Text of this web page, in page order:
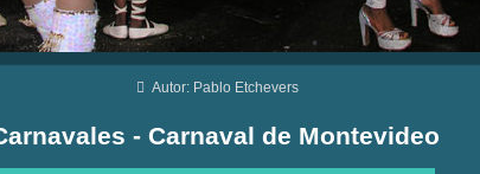
Autor: Pablo Etchevers
- Carnaval de Montevideo